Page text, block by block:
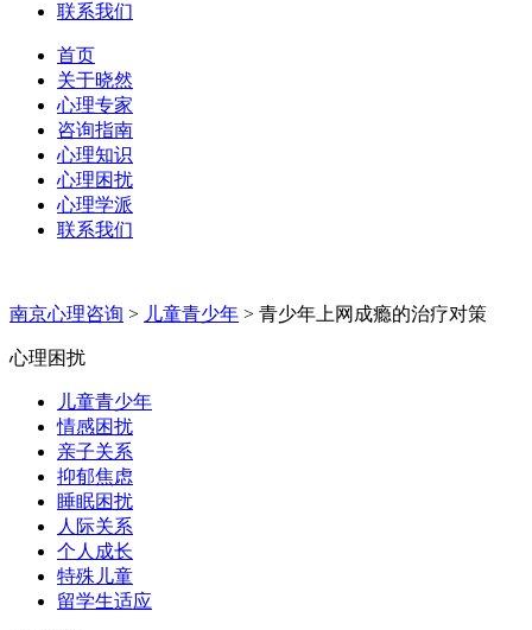
联系我们
首页
关于晓然
心理专家
咨询指南
心理知识
心理困扰
心理学派
联系我们
南京心理咨询 > 儿童青少年 > 青少年上网成瘾的治疗对策
心理困扰
儿童青少年
情感困扰
亲子关系
抑郁焦虑
睡眠困扰
人际关系
个人成长
特殊儿童
留学生适应